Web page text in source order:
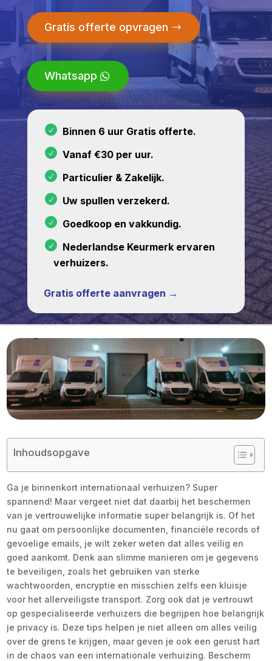
Gratis offerte opvragen
Whatsapp
Binnen 6 uur Gratis offerte.
Vanaf €30 per uur.
Particulier & Zakelijk.
Uw spullen verzekerd.
Goedkoop en vakkundig.
Nederlandse Keurmerk ervaren
verhuizers.
Gratis offerte aanvragen →
Inhoudsopgave
Ga je binnenkort internationaal verhuizen? Super
spannend! Maar vergeet niet dat daarbij het beschermen
van je vertrouwelijke informatie super belangrijk is. Of het
nu gaat om persoonlijke documenten, financiële records of
gevoelige emails, je wilt zeker weten dat alles veilig en
goed aankomt. Denk aan slimme manieren om je gegevens
te beveiligen, zoals het gebruiken van sterke
wachtwoorden, encryptie en misschien zelfs een kluisje
voor het allerveiligste transport. Zorg ook dat je vertrouwt
op gespecialiseerde verhuizers die begrijpen hoe belangrijk
je privacy is. Deze tips helpen je niet alleen om alles veilig
over de grens te krijgen, maar geven je ook een gerust hart
in de chaos van een internationale verhuizing. Bescherm